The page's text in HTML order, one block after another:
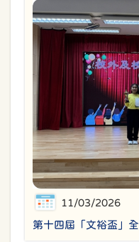
11/03/2026
第十四屆「文裕盃」